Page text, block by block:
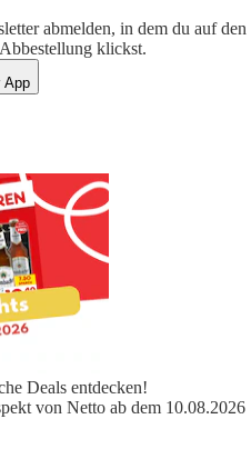
abmelden, in dem du auf den
klickst.
App
Deals entdecken!
von Netto ab dem 10.08.2026